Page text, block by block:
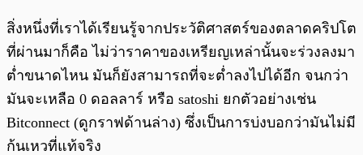
สิ่งหนึ่งที่เราได้เรียนรู้จากประวัติศาสตร์ของตลาดคริปโต
ที่ผ่านมาก็คือ ไม่ว่าราคาของเหรียญเหล่านั้นจะร่วงลงมา
ต่ำขนาดไหน มันก็ยังสามารถที่จะต่ำลงไปได้อีก จนกว่า
มันจะเหลือ 0 ดอลลาร์ หรือ satoshi ยกตัวอย่างเช่น
Bitconnect (ดูกราฟด้านล่าง) ซึ่งเป็นการบ่งบอกว่ามันไม่มี
ก้นเหวที่แท้จริง